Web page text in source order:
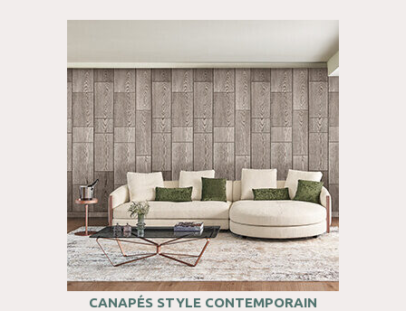
CANAPÉS STYLE CONTEMPORAIN